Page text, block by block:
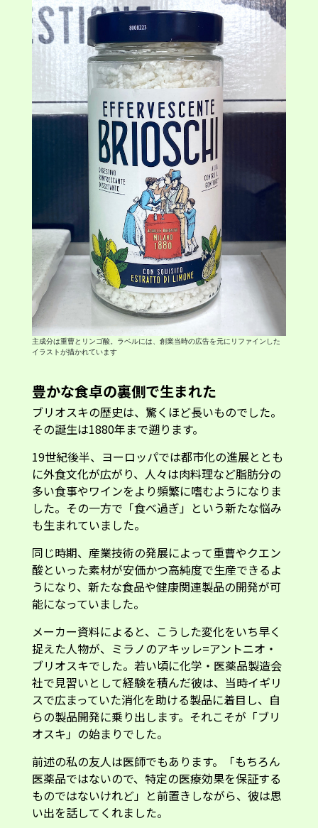
主成分は重曹とリンゴ酸。ラベルには、創業当時の広告を元にリファインした
イラストが描かれています
豊かな食卓の裏側で生まれた
ブリオスキの歴史は、驚くほど長いものでした。
その誕生は1880年まで遡ります。
19世紀後半、ヨーロッパでは都市化の進展ととも
に外食文化が広がり、人々は肉料理など脂肪分の
多い食事やワインをより頻繁に嗜むようになりま
した。その一方で「食べ過ぎ」という新たな悩み
も生まれていました。
同じ時期、産業技術の発展によって重曹やクエン
酸といった素材が安価かつ高純度で生産できるよ
うになり、新たな食品や健康関連製品の開発が可
能になっていました。
メーカー資料によると、こうした変化をいち早く
捉えた人物が、ミラノのアキッレ=アントニオ・
ブリオスキでした。若い頃に化学・医薬品製造会
社で見習いとして経験を積んだ彼は、当時イギリ
スで広まっていた消化を助ける製品に着目し、自
らの製品開発に乗り出します。それこそが「ブリ
オスキ」の始まりでした。
前述の私の友人は医師でもあります。「もちろん
医薬品ではないので、特定の医療効果を保証する
ものではないけれど」と前置きしながら、彼は思
い出を話してくれました。